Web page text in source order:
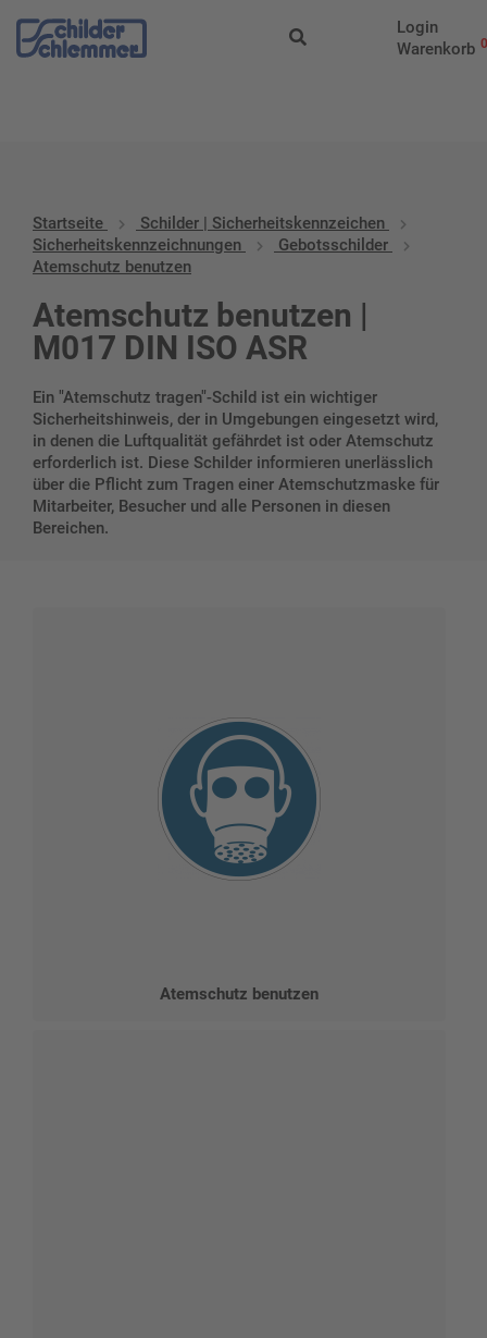
Login
Warenkorb 0
Sicherheitskennzeichen
Sicherheitskennzeichnungen /
benutzen
Startseite
Schilder | Sicherheitskennzeichen
Sicherheitskennzeichnungen
Gebotsschilder
Atemschutz benutzen
Atemschutz benutzen |
M017 DIN ISO ASR
Ein "Atemschutz tragen"-Schild ist ein wichtiger
Sicherheitshinweis, der in Umgebungen eingesetzt wird,
in denen die Luftqualität gefährdet ist oder Atemschutz
erforderlich ist. Diese Schilder informieren unerlässlich
über die Pflicht zum Tragen einer Atemschutzmaske für
Mitarbeiter, Besucher und alle Personen in diesen
Bereichen.
Atemschutz benutzen